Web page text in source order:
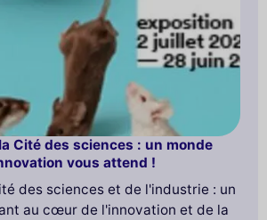
Cité des sciences : un monde
vous attend !
des sciences et de l'industrie : un
au cœur de l'innovation et de la